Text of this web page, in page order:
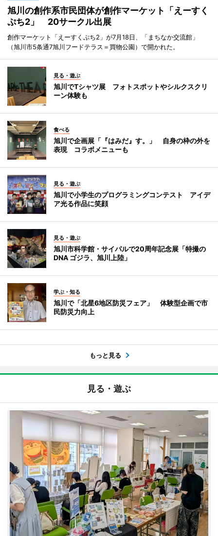
旭川の創作系市民団体が創作マーケット「えーすく
ぷち2」 20サークル出展
創作マーケット「えーすくぷち2」が7月18日、「まちなか交流館」
（旭川市5条通7旭川フードテラス＝買物公園）で開かれた。
見る・遊ぶ
旭川でTシャツ展 フォトスポットやシルクスクリ
ーン体験も
食べる
旭川で企画展「『はみだ』す。」 自身の枠の外を
表現 コラボメニューも
見る・遊ぶ
旭川で小学生のプログラミングコンテスト アイデ
ア光る作品に笑顔
見る・遊ぶ
旭川市科学館・サイパルで20周年記念展「特撮の
DNA ゴジラ、旭川上陸」
学ぶ・知る
旭川で「北星6地区防災フェア」 体験型企画で市
民防災力向上
もっと見る
見る・遊ぶ